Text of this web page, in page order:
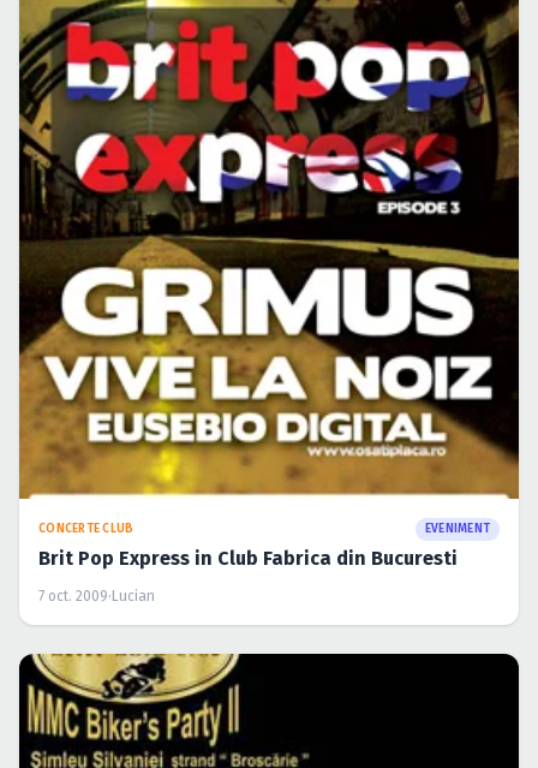
CONCERTE CLUB EVENIMENT
Brit Pop Express in Club Fabrica din Bucuresti
7 oct. 2009·Lucian